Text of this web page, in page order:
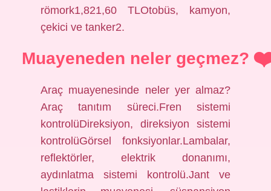
römork1,821,60 TLOtobüs, kamyon,
çekici ve tanker2.
Muayeneden neler geçmez?
Araç muayenesinde neler yer almaz?
Araç tanıtım süreci.Fren sistemi
kontrolüDireksiyon, direksiyon sistemi
kontrolüGörsel fonksiyonlar.Lambalar,
reflektörler, elektrik donanımı,
aydınlatma sistemi kontrolü.Jant ve